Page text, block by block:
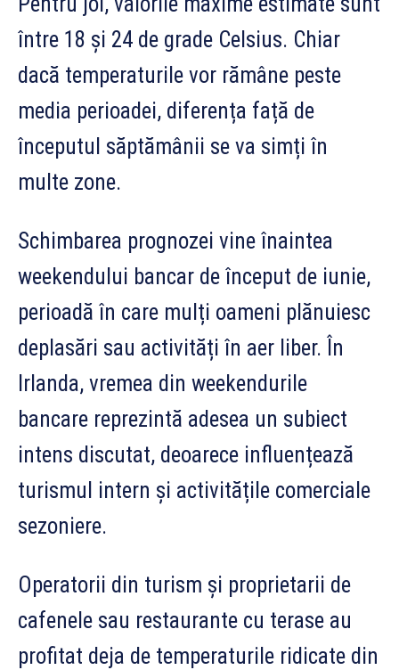
între 18 și 24 de grade Celsius. Chiar
dacă temperaturile vor rămâne peste
media perioadei, diferența față de
începutul săptămânii se va simți în
multe zone.
Schimbarea prognozei vine înaintea
weekendului bancar de început de iunie,
perioadă în care mulți oameni plănuiesc
deplasări sau activități în aer liber. În
Irlanda, vremea din weekendurile
bancare reprezintă adesea un subiect
intens discutat, deoarece influențează
turismul intern și activitățile comerciale
sezoniere.
Operatorii din turism și proprietarii de
cafenele sau restaurante cu terase au
profitat deja de temperaturile ridicate din